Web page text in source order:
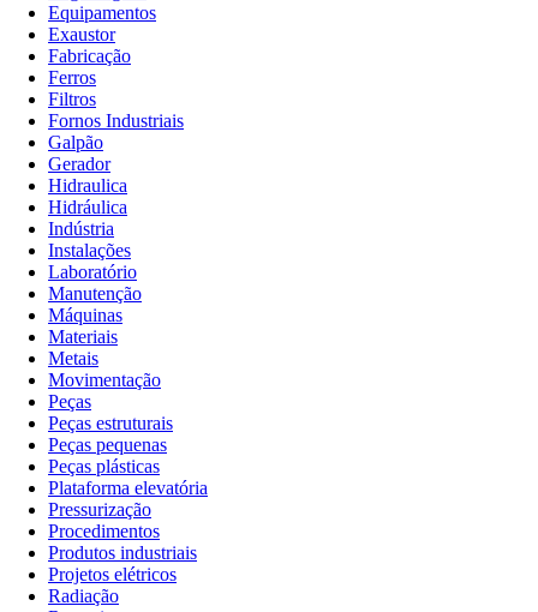
Equipamentos
Exaustor
Fabricação
Ferros
Filtros
Fornos Industriais
Galpão
Gerador
Hidraulica
Hidráulica
Indústria
Instalações
Laboratório
Manutenção
Máquinas
Materiais
Metais
Movimentação
Peças
Peças estruturais
Peças pequenas
Peças plásticas
Plataforma elevatória
Pressurização
Procedimentos
Produtos industriais
Projetos elétricos
Radiação